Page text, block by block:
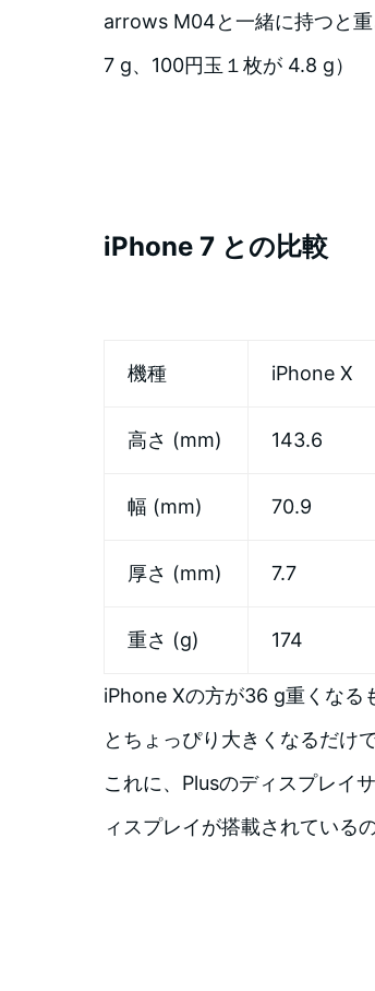
arrows M04と一緒に持つと
7 g、100円玉１枚が 4.8 g）
iPhone 7 との比較
機種 iPhone X
高さ (mm) 143.6
幅 (mm) 70.9
厚さ (mm) 7.7
重さ (g) 174
iPhone Xの方が36 g重くなる
とちょっぴり大きくなるだけ
これに、Plusのディスプレイ
ィスプレイが搭載されている